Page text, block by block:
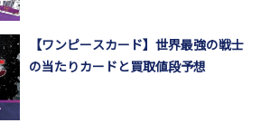
【ワンピースカード】世界最強の戦士
の当たりカードと買取値段予想